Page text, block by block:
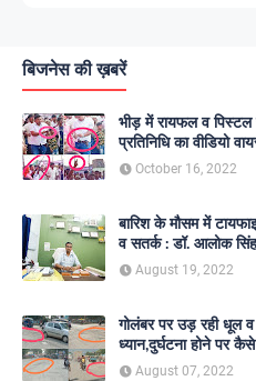
बिजनेस की ख़बरें
भीड़ में रायफल व
प्रतिनिधि का वीडियो
media
October 16, 2022
बारिश के मौसम में
व सतर्क : डॉ. आलोक
August 19, 2022
गोलंबर पर उड़ रही धूल
ध्यान,दुर्घटना होने पर
August 07, 2022